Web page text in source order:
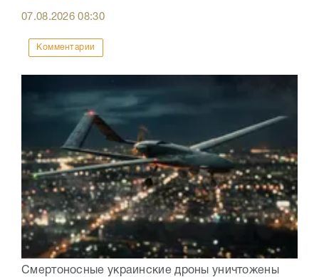
07.08.202608:30
Комментарии
Смертоносные украинские дроны уничтожены